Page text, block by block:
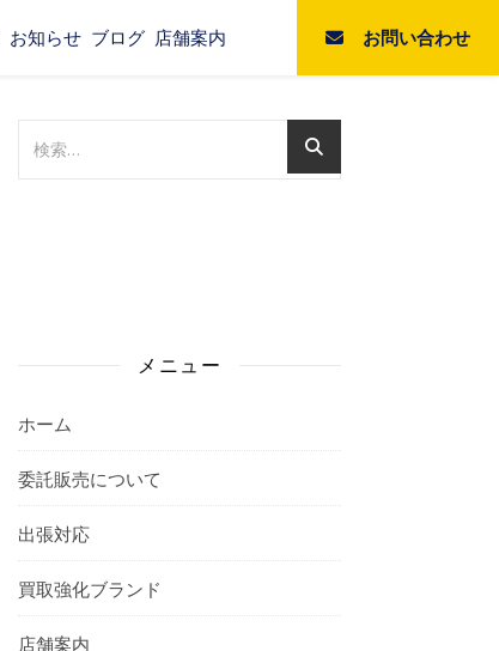
お知らせ ブログ 店舗案内 お問い合わせ
メニュー
ホーム
委託販売について
出張対応
買取強化ブランド
店舗案内